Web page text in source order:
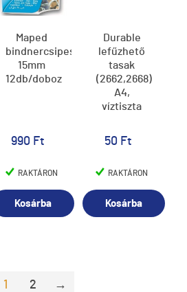
Maped
bindnercsipesz
15mm
12db/doboz
990 Ft
RAKTÁRON
Kosárba
Durable
lefűzhető
tasak
(2662,2668)
A4,
víztiszta
50 Ft
RAKTÁRON
Kosárba
1 2 →